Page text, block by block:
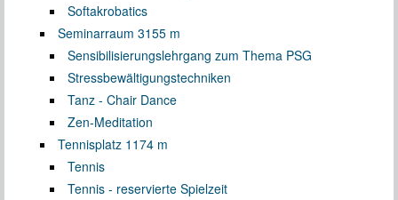
Softakrobatics
Seminarraum 3155 m
Sensibilisierungslehrgang zum Thema PSG
Stressbewältigungstechniken
Tanz - Chair Dance
Zen-Meditation
Tennisplatz 1 174 m
Tennis
Tennis - reservierte Spielzeit